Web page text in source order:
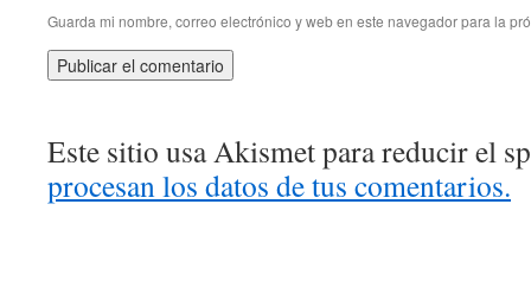
Guarda mi nombre, correo electrónico y web en este navegador para la
Este sitio usa Akismet para reducir el
procesan los datos de tus comentarios.